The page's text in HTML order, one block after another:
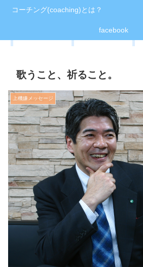
コーチング(coaching)とは？
facebook
歌うこと、祈ること。
上機嫌メッセージ